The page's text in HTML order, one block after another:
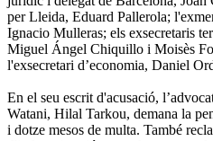
per Lleida, Eduard Pallerola;
Ignacio Mulleras; els exsecretaris
Miguel Ángel Chiquillo i Moisès
l'exsecretari d’economia, Daniel
En el seu escrit d'acusació,
Watani, Hilal Tarkou, demana la
i dotze mesos de multa. També